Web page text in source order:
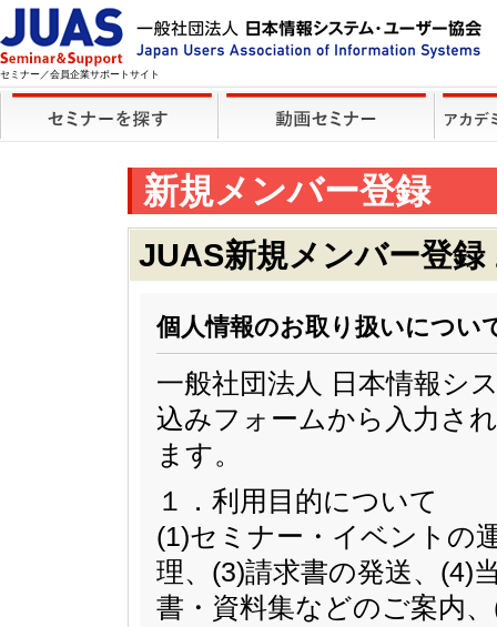
セミナー／会員企業サポートサイト
新規メンバー登録
JUAS新規メンバー登
個人情報のお取り扱いについ
一般社団法人 日本情報シ
込みフォームから入力さ
ます。
１．利用目的について
(1)セミナー・イベントの
理、(3)請求書の発送、(4)
書・資料集などのご案内